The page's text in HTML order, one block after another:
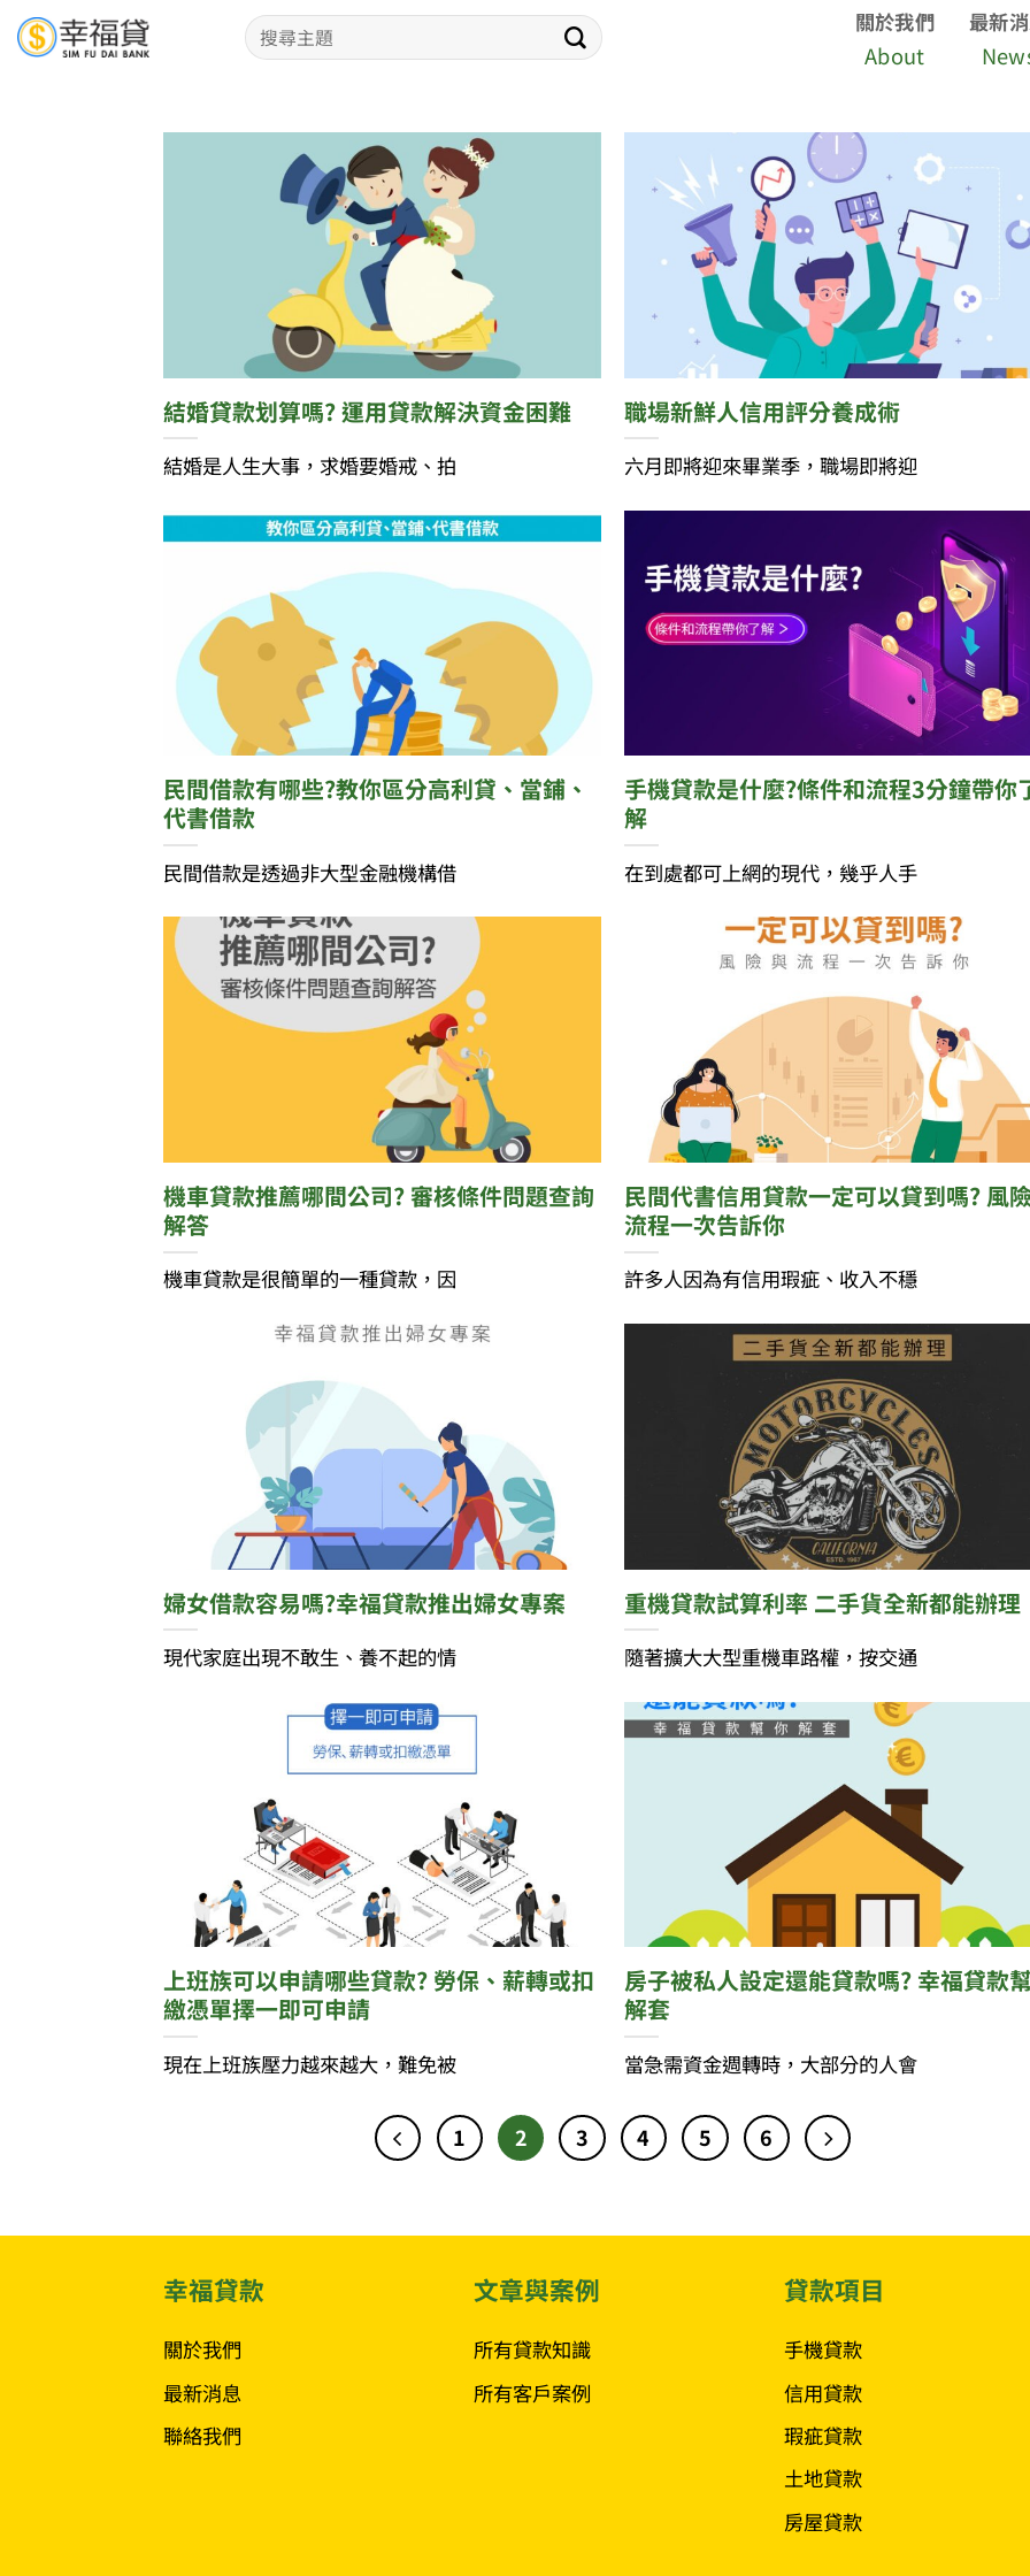
Skip
to
關於我們
About
最新
結婚貸款划算嗎? 運用貸款解決資金困難
結婚是人生大事，求婚要婚戒、拍
職場新鮮人信用評分養成術
六月即將迎來畢業季，職場即將迎
民間借款有哪些?教你區分高利貸、當鋪、
代書借款
民間借款是透過非大型金融機構借
手機貸款是什麼?條件和流程3分鐘帶你
解
在到處都可上網的現代，幾乎人手
機車貸款推薦哪間公司? 審核條件問題查詢
解答
機車貸款是很簡單的一種貸款，因
民間代書信用貸款一定可以貸到嗎? 風
流程一次告訴你
許多人因為有信用瑕疵、收入不穩
婦女借款容易嗎?幸福貸款推出婦女專案
現代家庭出現不敢生、養不起的情
重機貸款試算利率 二手貨全新都能辦理
隨著擴大大型重機車路權，按交通
上班族可以申請哪些貸款? 勞保、薪轉或扣
繳憑單擇一即可申請
現在上班族壓力越來越大，難免被
房子被私人設定還能貸款嗎? 幸福貸款
解套
當急需資金週轉時，大部分的人會
1 2 3 4 5 6
幸福貸款
關於我們
最新消息
聯絡我們
文章與案例
所有貸款知識
所有客戶案例
貸款項目
手機貸款
信用貸款
瑕疵貸款
土地貸款
房屋貸款